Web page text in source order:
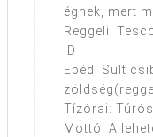
égnek, mert
Reggeli:
:D
Ebéd: Sült
Tízórai:
Mottó: A